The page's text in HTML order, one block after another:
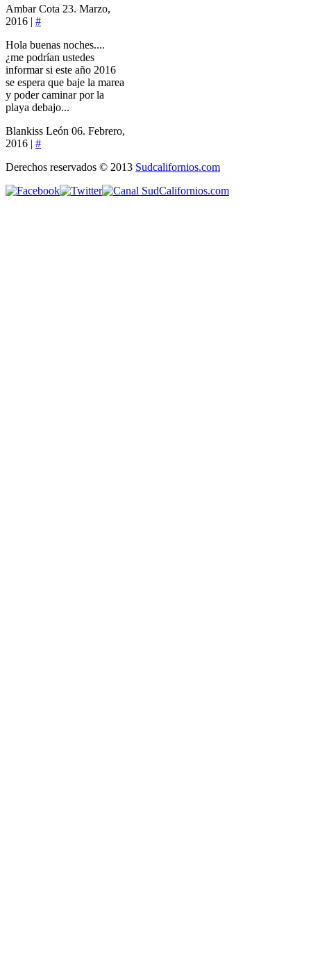
Ambar Cota 23. Marzo,
2016 | #
Hola buenas noches....
¿me podrían ustedes
informar si este año 2016
se espera que baje la marea
y poder caminar por la
playa debajo...
Blankiss León 06. Febrero,
2016 | #
Derechos reservados © 2013 Sudcalifornios.com